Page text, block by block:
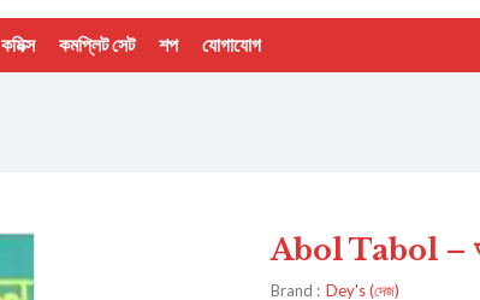
কমিক্স কমপ্লিট সেট শপ যোগাযোগ
Abol Tabol –
Brand : Dey's (দেজ)